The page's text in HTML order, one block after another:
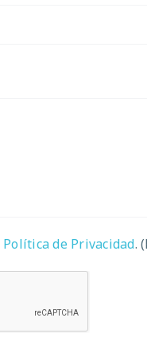
Política de Privacidad.